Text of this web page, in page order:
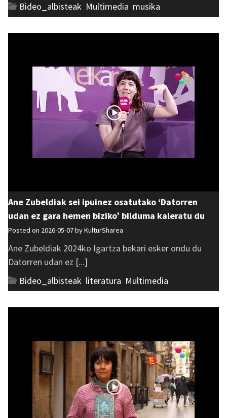
Bideo_albisteak Multimedia musika
Ane Zubeldiak sei ipuinez osatutako ‘Datorren
udan ez gara hemen biziko’ bilduma kaleratu du
Posted on 2026-05-07 byKulturSharea
Ane Zubeldiak 2024ko Igartza bekari esker ondu du
Datorren udan ez [...]
Bideo_albisteak literatura Multimedia